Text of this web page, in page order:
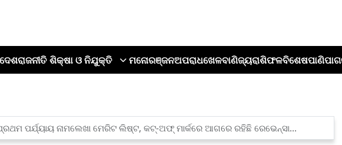
ରାଜନୀତି ଶିକ୍ଷା ଓ ନିଯୁକ୍ତି ମନୋରଞ୍ଜନଅପରାଧଖେଳବାଣିଜ୍ୟରାଶିଫଳବିଶେଷପାଣିପାଗ
ପର୍ଯ୍ୟାୟ ନାମଲେଖା ମେରିଟ ଲିଷ୍ଟ, କଟ୍-ଅଫ୍ ମାର୍କରେ ଆଗରେ ରହିଛି ରେଭେନ୍ସା...